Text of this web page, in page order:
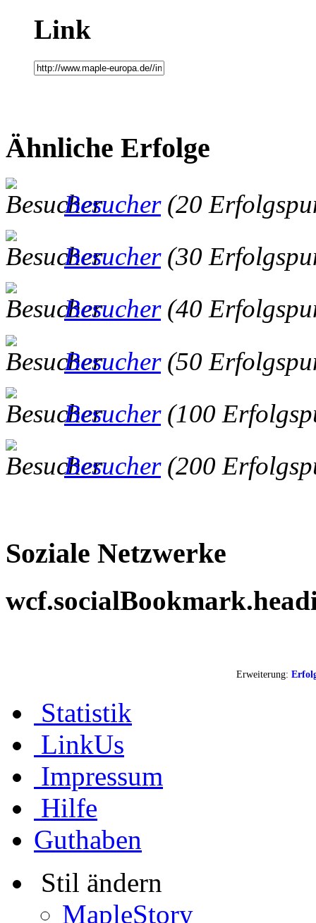
Link
Ähnliche Erfolge
Besucher (20
Besucher (30
Besucher (40
Besucher (50
Besucher (100
Besucher (200
Soziale Netzwerke
Erweiterung:
Statistik
LinkUs
Impressum
Hilfe
Guthaben
Stil ändern
MapleStory